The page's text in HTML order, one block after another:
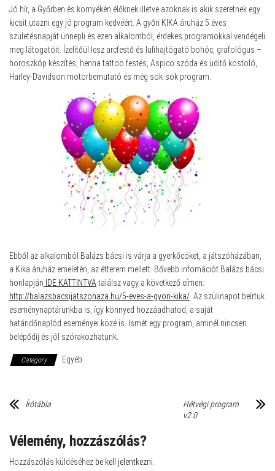
Jó hír, a Győrben és környékén élőknek illetve azoknak is akik szeretnek egy
kicsit utazni egy jó program kedvéért. A győri KIKA áruház 5 éves
születésnapját ünnepli és ezen alkalomból, érdekes programokkal vendégeli
meg látogatóit. Ízelítőül lesz arcfestő és lufihajtógató bohóc, grafológus –
horoszkóp készítés, henna tattoo festés, Aspico szóda és üditő kostoló,
Harley-Davidson motorbemutató és még sok-sok program.
Ebből az alkalomból Balázs bácsi is várja a gyerkőcöket, a játszóházában,
a Kika áruház emeletén, az étterem mellett. Bővebb infomációt Balázs bácsi
honlapján IDE KATTINTVA találsz vagy a következő címen:
http://balazsbacsijatszohaza.hu/5-eves-a-gyori-kika/ . Az szülinapot beírtuk
eseménynaptárunkba is, így könnyed hozzáadhatod, a saját
határidőnaplód eseményei közé is. Ismét egy program, aminél nincsen
belépődíj és jól szórakozhatunk.
Category Egyéb
Írótábla
Hétvégi program
v2.0
Vélemény, hozzászólás?
Hozzászólás küldéséhez be kell jelentkezni